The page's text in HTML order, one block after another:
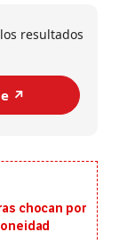
resultados
↗️
chocan por